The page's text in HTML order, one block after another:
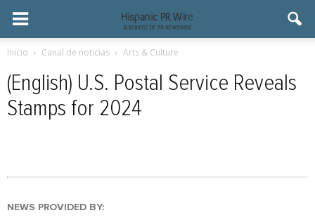
Inicio Canal de noticias Arts & Culture
(English) U.S. Postal Service Reveals
Stamps for 2024
NEWS PROVIDED BY: